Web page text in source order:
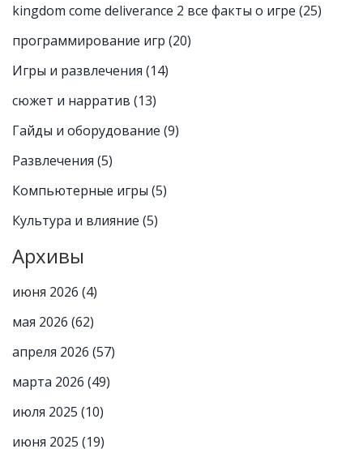
kingdom come deliverance 2 все факты о игре (25)
программирование игр (20)
Игры и развлечения (14)
сюжет и нарратив (13)
Гайды и оборудование (9)
Развлечения (5)
Компьютерные игры (5)
Культура и влияние (5)
Архивы
июня 2026 (4)
мая 2026 (62)
апреля 2026 (57)
марта 2026 (49)
июля 2025 (10)
июня 2025 (19)